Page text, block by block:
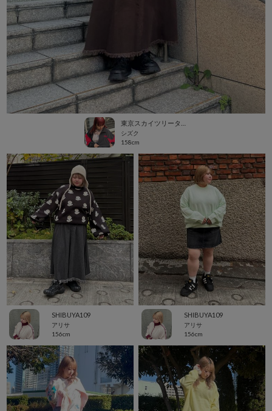
シズク
158cm
SHIBUYA109
アリサ
156cm
SHIBUYA109
アリサ
156cm